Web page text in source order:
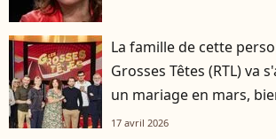
La famille de cette
Grosses Têtes (RTL) va
un mariage en mars,
17 avril 2026